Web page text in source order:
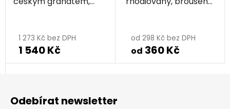
1 273 Kč bez DPH
1 540 Kč
od 298 Kč bez DPH
od 360 Kč
Odebírat newsletter